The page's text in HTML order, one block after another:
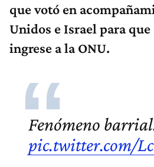
que votó en
Unidos e Israel para
ingrese a la ONU.
Fenómeno
pic.twitter.com/